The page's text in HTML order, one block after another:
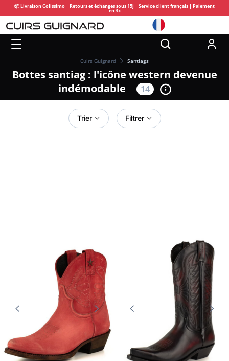
📦 Livraison Colissimo | Retours et échanges sous 15j | Service client français | Paiement
en 3x
Cuirs Guignard Santiags
Bottes santiag : l'icône western devenue
indémodable
14
Trier Filtrer